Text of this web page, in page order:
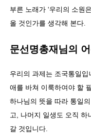
부른 노래가 ‘우리의 소원
올 것인가를 생각해 본다.
문선명총재님의 어
우리의 과제는 조국통일
애를 바쳐 이룩하여야 할
하나님의 뜻을 따라 통일
고, 나머지 일생도 오직
갈 것입니다.